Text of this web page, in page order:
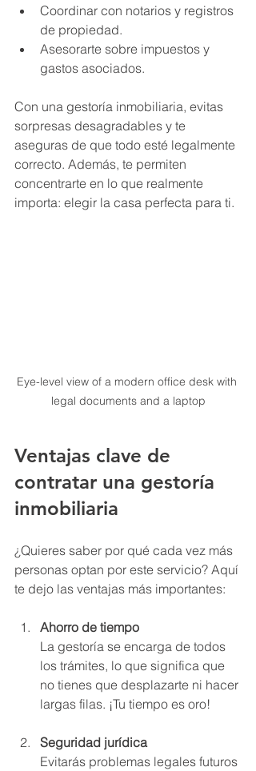
Coordinar con notarios y registros
de propiedad.
Asesorarte sobre impuestos y
gastos asociados.
Con una gestoría inmobiliaria, evitas
sorpresas desagradables y te
aseguras de que todo esté legalmente
correcto. Además, te permiten
concentrarte en lo que realmente
importa: elegir la casa perfecta para ti.
Eye-level view of a modern office desk with
legal documents and a laptop
Ventajas clave de
contratar una gestoría
inmobiliaria
¿Quieres saber por qué cada vez más
personas optan por este servicio? Aquí
te dejo las ventajas más importantes:
Ahorro de tiempo
La gestoría se encarga de todos
los trámites, lo que significa que
no tienes que desplazarte ni hacer
largas filas. ¡Tu tiempo es oro!
Seguridad jurídica
Evitarás problemas legales futuros